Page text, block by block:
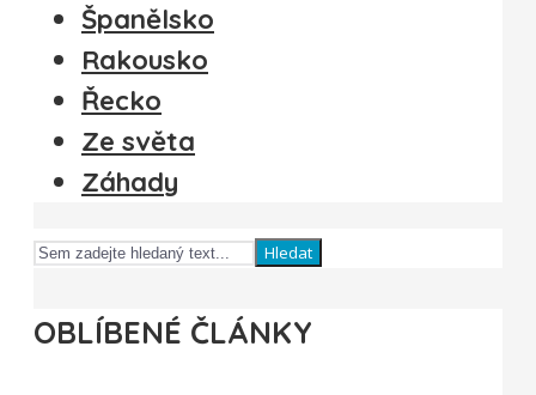
Španělsko
Rakousko
Řecko
Ze světa
Záhady
Hledat
OBLÍBENÉ ČLÁNKY